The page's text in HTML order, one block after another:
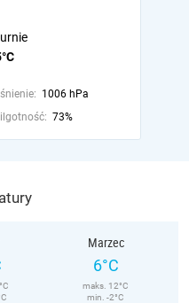
1006 hPa
73%
Marzec
6°C
maks. 12°C
min. -2°C